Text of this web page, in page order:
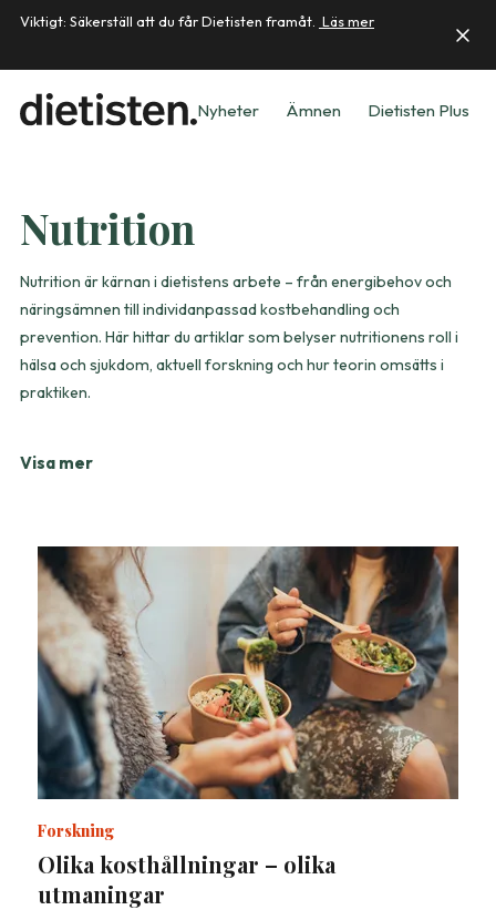
Viktigt: Säkerställ att du får Dietisten framåt. Läs mer
Nyheter Ämnen Dietisten Plus
Nutrition
Nutrition är kärnan i dietistens arbete – från energibehov och
näringsämnen till individanpassad kostbehandling och
prevention. Här hittar du artiklar som belyser nutritionens roll i
hälsa och sjukdom, aktuell forskning och hur teorin omsätts i
praktiken.
Visa mer
Forskning
Olika kosthållningar – olika
utmaningar